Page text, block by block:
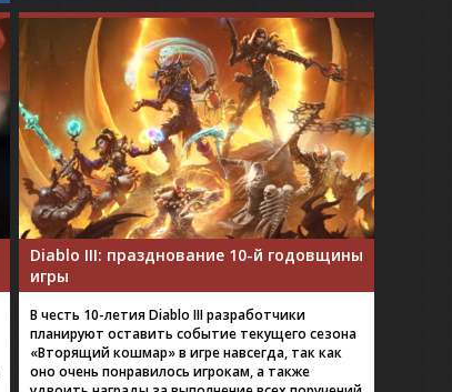
Diablo III: празднование 10-й годовщины
игры
В честь 10-летия Diablo III разработчики
планируют оставить событие текущего сезона
«Вторящий кошмар» в игре навсегда, так как
оно очень понравилось игрокам, а также